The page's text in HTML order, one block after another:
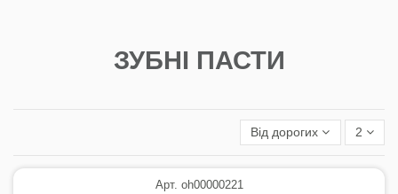
ЗУБНІ ПАСТИ
Від дорогих 2
Арт. oh00000221